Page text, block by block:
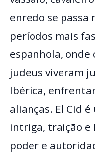
enredo se passa
períodos mais
espanhola, onde
judeus viveram
Ibérica,
alianças. El Cid
intriga, traição e
poder e